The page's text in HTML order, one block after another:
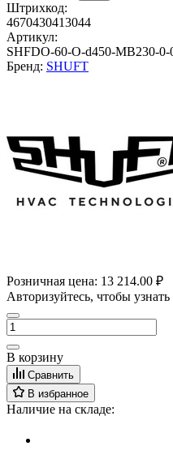
Штрихкод:
4670430413044
Артикул:
SHFDO-60-O-d450-MB230-
Бренд: SHUFT
Розничная цена: 13 214.00 ₽
Авторизуйтесь, чтобы
В корзину
Сравнить
В избранное
Наличие на складе: